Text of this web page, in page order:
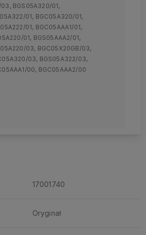
BGS05A320/01,
01, BGC05A320/01,
01, BGC05AAA1/01,
01, BGS05AAA2/01,
03, BGC05X20GB/03,
03, BGS05A322/03,
00, BGC05AAA2/00
17001740
Oryginał